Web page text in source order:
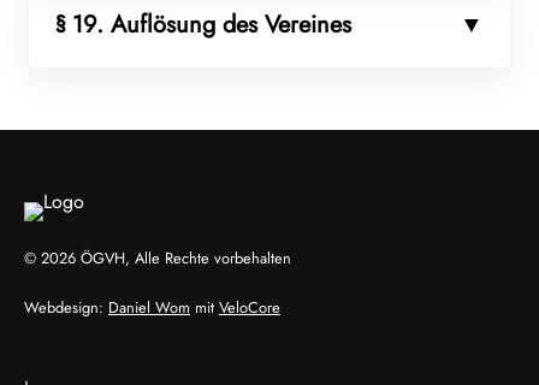
§ 19. Auflösung des Vereines
© 2026 ÖGVH, Alle Rechte vorbehalten
Webdesign: Daniel Wom mit VeloCore